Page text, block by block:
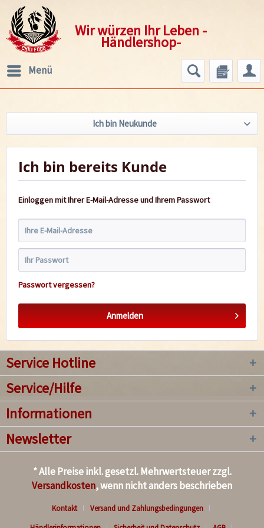
Wir würzen Ihr Leben -
Händlershop-
Menü
Ich bin Neukunde
Ich bin bereits Kunde
Einloggen mit Ihrer E-Mail-Adresse und Ihrem Passwort
Passwort vergessen?
Anmelden
Service Hotline
Service/Hilfe
Informationen
Newsletter
* Alle Preise inkl. gesetzl. Mehrwertsteuer zzgl.
Versandkosten, wenn nicht anders beschrieben
Kontakt
Versand und Zahlungsbedingungen